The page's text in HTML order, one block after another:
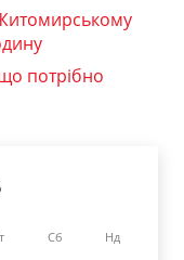
потрібно
Сб Нд